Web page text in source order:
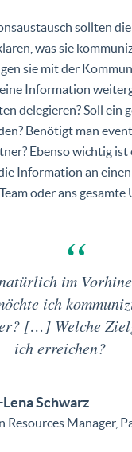
sollten die
was sie
sie mit der
Information
delegieren? Soll ein
Benötigt man
Ebenso wichtig ist
Information an
oder ans gesamte
im
ich
[…] Welche
ich erreichen?
Schwarz
Resources Manager,